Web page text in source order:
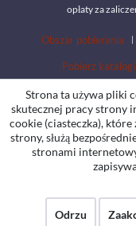
opłaty za
Obszar pobierania
Pobierz katalogi
Strona ta używa pliki
skutecznej pracy strony
cookie (ciasteczka), które
strony, służą
stronami
Odrzu